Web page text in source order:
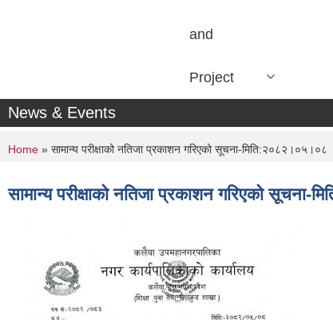
and
Project
News & Events
You are here
Home » सामान्य परीक्षाको नतिजा प्रकाशन गरिएको सूचना-मिति:२०८२।०५।०८
सामान्य परीक्षाको नतिजा प्रकाशन गरिएको